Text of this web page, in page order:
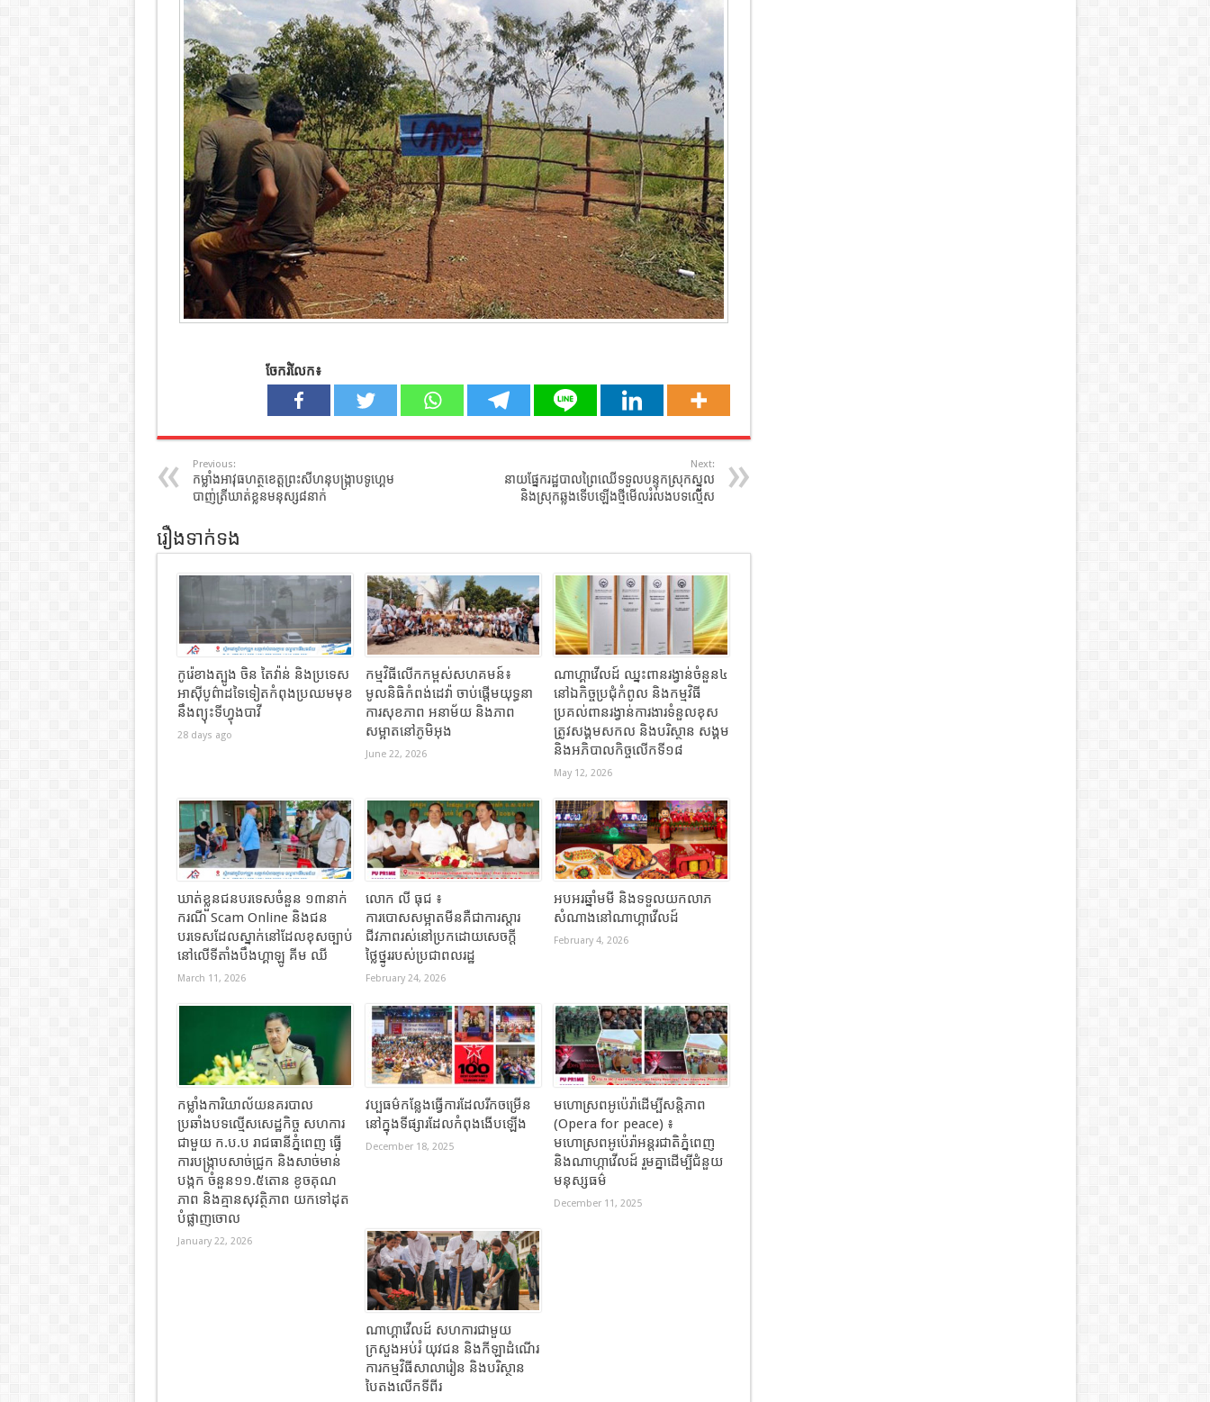
ចែករំលែក៖
Previous:
កម្លាំងអាវុធហត្ថខេត្តព្រះសីហនុបង្ក្រាបទូហ្គេម
បាញ់ត្រីឃាត់ខ្លួនមនុស្ស៨នាក់
Next:
នាយផ្នែករដ្ឋបាលព្រៃឈើទទួលបន្ទុកស្រុកស្នួល
និងស្រុកឆ្លូងទើបឡើងថ្មីមើលរំលងបទល្មើស
រឿងទាក់ទង
កូរ៉េខាងត្បូង ចិន តៃវ៉ាន់ និងប្រទេស
អាស៊ីបូព៌ាដទៃទៀតកំពុងប្រឈមមុខ
នឹងព្យុះទីហ្វុងបាវី
28 days ago
កម្មវិធីលើកកម្ពស់សហគមន៍៖
មូលនិធិកំពង់ដេវ៉ា ចាប់ផ្តើមយុទ្ធនា
ការសុខភាព អនាម័យ និងភាព
សម្អាតនៅភូមិអុង
June 22, 2026
ណាហ្គាវើលដ៍ ឈ្នះពានរង្វាន់ចំនួន៤
នៅឯកិច្ចប្រជុំកំពូល និងកម្មវិធី
ប្រគល់ពានរង្វាន់ការងារទំនួលខុស
ត្រូវសង្គមសកល និងបរិស្ថាន សង្គម
និងអភិបាលកិច្ចលើកទី១៨
May 12, 2026
ឃាត់ខ្លួនជនបរទេសចំនួន ១៣នាក់
ករណី Scam Online និងជន
បរទេសដែលស្នាក់នៅដែលខុសច្បាប់
នៅលើទីតាំងបឹងហ្គាឡូ គីម ឈី
March 11, 2026
លោក លី ធុជ ៖
ការបោសសម្អាតមីនគឺជាការស្តារ
ជីវភាពរស់នៅប្រកដោយសេចក្តី
ថ្លៃថ្នូររបស់ប្រជាពលរដ្ឋ
February 24, 2026
អបអរឆ្នាំមមី និងទទួលយកលាភ
សំណាងនៅណាហ្គាវើលដ៍
February 4, 2026
កម្លាំងការិយាល័យនគរបាល
ប្រឆាំងបទល្មើសសេដ្ឋកិច្ច សហការ
ជាមួយ ក.ប.ប រាជធានីភ្នំពេញ ធ្វើ
ការបង្ក្រាបសាច់ជ្រូក និងសាច់មាន់
បង្កក ចំនួន១១.៥តោន ខូចគុណ
ភាព និងគ្មានសុវត្ថិភាព យកទៅដុត
បំផ្លាញចោល
January 22, 2026
វប្បធម៌កន្លែងធ្វើការដែលរីកចម្រើន
នៅក្នុងទីផ្សារដែលកំពុងងើបឡើង
December 18, 2025
មហោស្រពអូប៉េរ៉ាដើម្បីសន្តិភាព
(Opera for peace) ៖
មហោស្រពអូប៉េរ៉ាអន្តរជាតិភ្នំពេញ
និងណាហ្កាវើលដ៍ រួមគ្នាដើម្បីជំនួយ
មនុស្សធម៌
December 11, 2025
ណាហ្គាវើលដ៍ សហការជាមួយ
ក្រសួងអប់រំ យុវជន និងកីឡាដំណើរ
ការកម្មវិធីសាលារៀន និងបរិស្ថាន
បៃតងលើកទីពីរ